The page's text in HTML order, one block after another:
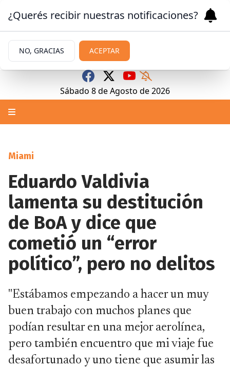
Sábado 8deAgosto de 2026
Miami
Eduardo Valdivia
lamenta su destitución
de BoA y dice que
cometió un “error
político”, pero no delitos
"Estábamos empezando a hacer un muy
buen trabajo con muchos planes que
podían resultar en una mejor aerolínea,
pero también encuentro que mi viaje fue
desafortunado y uno tiene que asumir las
¿Querés recibir nuestras notificaciones?
NO, GRACIAS ACEPTAR